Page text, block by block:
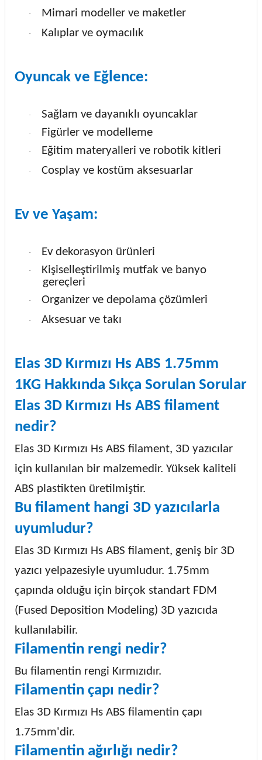
· Mimari modeller ve maketler
· Kalıplar ve oymacılık
Oyuncak ve Eğlence:
· Sağlam ve dayanıklı oyuncaklar
· Figürler ve modelleme
· Eğitim materyalleri ve robotik kitleri
· Cosplay ve kostüm aksesuarlar
Ev ve Yaşam:
· Ev dekorasyon ürünleri
·
Kişiselleştirilmiş mutfak ve banyo
gereçleri
· Organizer ve depolama çözümleri
· Aksesuar ve takı
Elas 3D Kırmızı Hs ABS 1.75mm
1KG Hakkında Sıkça Sorulan Sorular
Elas 3D Kırmızı Hs ABS filament
nedir?
Elas 3D Kırmızı Hs ABS filament, 3D yazıcılar
için kullanılan bir malzemedir. Yüksek kaliteli
ABS plastikten üretilmiştir.
Bu filament hangi 3D yazıcılarla
uyumludur?
Elas 3D Kırmızı Hs ABS filament, geniş bir 3D
yazıcı yelpazesiyle uyumludur. 1.75mm
çapında olduğu için birçok standart FDM
(Fused Deposition Modeling) 3D yazıcıda
kullanılabilir.
Filamentin rengi nedir?
Bu filamentin rengi Kırmızıdır.
Filamentin çapı nedir?
Elas 3D Kırmızı Hs ABS filamentin çapı
1.75mm'dir.
Filamentin ağırlığı nedir?